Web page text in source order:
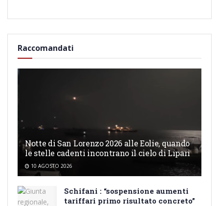
Raccomandati
Notte di San Lorenzo 2026 alle Eolie, quando
le stelle cadenti incontrano il cielo di Lipari
10 AGOSTO 2026
Schifani : “sospensione aumenti
tariffari primo risultato concreto”